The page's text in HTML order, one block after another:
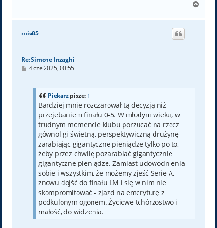
g
mio85
Re: Simone Inzaghi
P4 cze 2025, 00:55
Piekarzpisze: ↑
Bardziej mnie rozczarował tą decyzją niż
przejebaniem finału 0-5. W młodym wieku, w
trudnym momencie klubu porzucać na rzecz
gównoligi świetną, perspektywiczną drużynę
zarabiając gigantyczne pieniądze tylko po to,
żeby przez chwilę pozarabiać gigantycznie
gigantyczne pieniądze. Zamiast udowodnienia
sobie i wszystkim, że możemy zjeść Serie A,
znowu dojść do finału LM i się w nim nie
skompromitować - zjazd na emeryturę z
podkulonym ogonem. Życiowe tchórzostwo i
małość, do widzenia.